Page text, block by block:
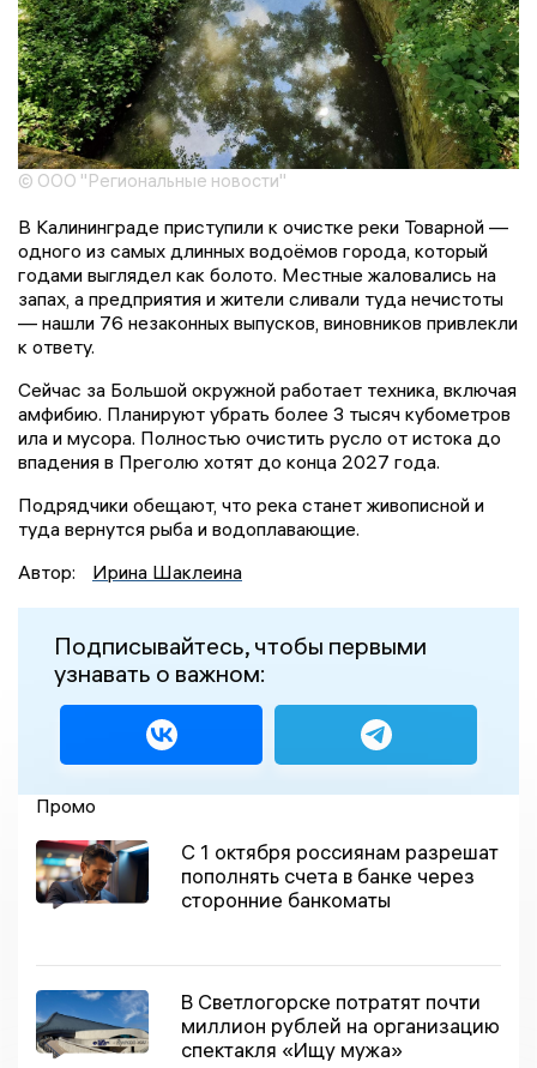
© ООО "Региональные новости"
В Калининграде приступили к очистке реки Товарной —
одного из самых длинных водоёмов города, который
годами выглядел как болото. Местные жаловались на
запах, а предприятия и жители сливали туда нечистоты
— нашли 76 незаконных выпусков, виновников привлекли
к ответу.
Сейчас за Большой окружной работает техника, включая
амфибию. Планируют убрать более 3 тысяч кубометров
ила и мусора. Полностью очистить русло от истока до
впадения в Преголю хотят до конца 2027 года.
Подрядчики обещают, что река станет живописной и
туда вернутся рыба и водоплавающие.
Автор:
Ирина Шаклеина
Подписывайтесь, чтобы первыми
узнавать о важном:
Промо
С 1 октября россиянам разрешат
пополнять счета в банке через
сторонние банкоматы
В Светлогорске потратят почти
миллион рублей на организацию
спектакля «Ищу мужа»